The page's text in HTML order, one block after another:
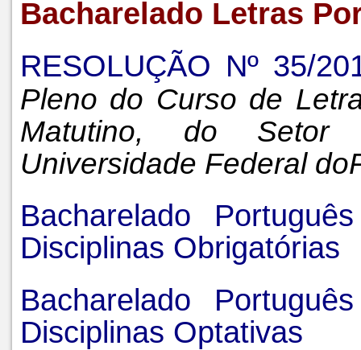
Bacharelado Letras
RESOLUÇÃO Nº 35/
Pleno do Curso de
Matutino, do Setor
Universidade Federal
Bacharelado
Disciplinas Obrigatórias
Bacharelado
Disciplinas Optativas